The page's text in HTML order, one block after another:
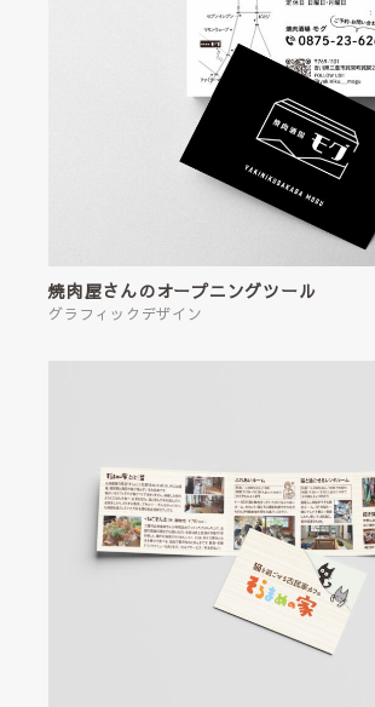
焼肉屋さんのオープニングツール
グラフィックデザイン